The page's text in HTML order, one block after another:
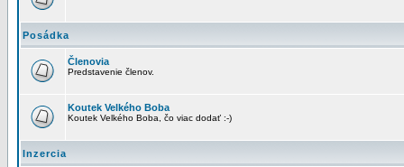
Posádka
Členovia
Predstavenie členov.
Koutek Velkého Boba
Koutek Velkého Boba, čo viac dodať :-)
Inzercia